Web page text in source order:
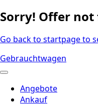
Sorry! Offer not
Go back to startpage to
Gebrauchtwagen
Angebote
Ankauf